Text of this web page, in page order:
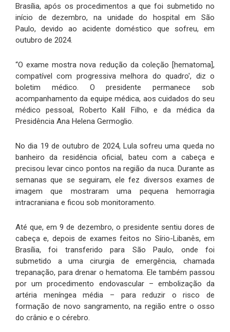
Brasília, após os procedimentos a que foi submetido no
início de dezembro, na unidade do hospital em São
Paulo, devido ao acidente doméstico que sofreu, em
outubro de 2024.
“O exame mostra nova redução da coleção [hematoma],
compatível com progressiva melhora do quadro', diz o
boletim médico. O presidente permanece sob
acompanhamento da equipe médica, aos cuidados do seu
médico pessoal, Roberto Kalil Filho, e da médica da
Presidência Ana Helena Germoglio.
No dia 19 de outubro de 2024, Lula sofreu uma queda no
banheiro da residência oficial, bateu com a cabeça e
precisou levar cinco pontos na região da nuca. Durante as
semanas que se seguiram, ele fez diversos exames de
imagem que mostraram uma pequena hemorragia
intracraniana e ficou sob monitoramento.
Até que, em 9 de dezembro, o presidente sentiu dores de
cabeça e, depois de exames feitos no Sírio-Libanês, em
Brasília, foi transferido para São Paulo, onde foi
submetido a uma cirurgia de emergência, chamada
trepanação, para drenar o hematoma. Ele também passou
por um procedimento endovascular – embolização da
artéria meníngea média – para reduzir o risco de
formação de novo sangramento, na região entre o osso
do crânio e o cérebro.